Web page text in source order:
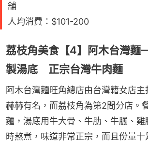
舖
人均消費：$101-200
荔枝角美食【4】阿木台灣
製湯底 正宗台灣牛肉麵
阿木台灣麵旺角總店由台灣籍女店主
赫赫有名，而荔枝角為第2間分店。
麵，湯底用牛大骨、牛肋、牛𦟌、
時熬煮，味道非常正宗，而且份量